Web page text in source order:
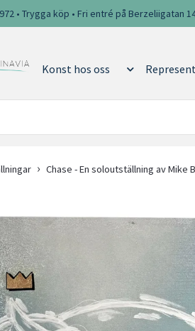
• Trygga köp • Fri entré på Berzeliigatan
Konst hos oss
Chase - En soloutställning av Mike